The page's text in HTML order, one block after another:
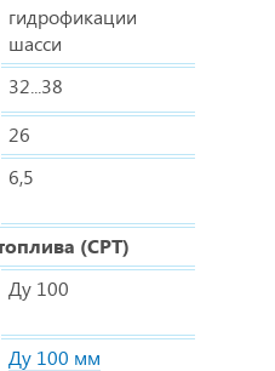
гидрофикации
шасси
32...38
26
6,5
(СРТ)
Ду 100
Ду 100 мм